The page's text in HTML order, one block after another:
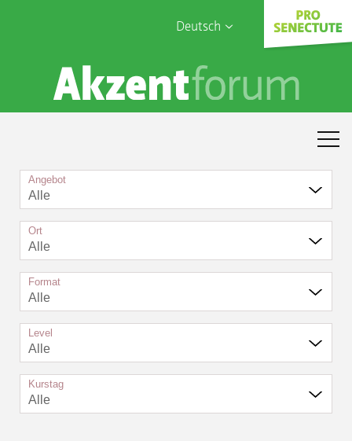
Deutsch
English
Français
Sophia Care
Angebot
Alle
Ort
Alle
Format
Alle
Level
Alle
Kurstag
Alle